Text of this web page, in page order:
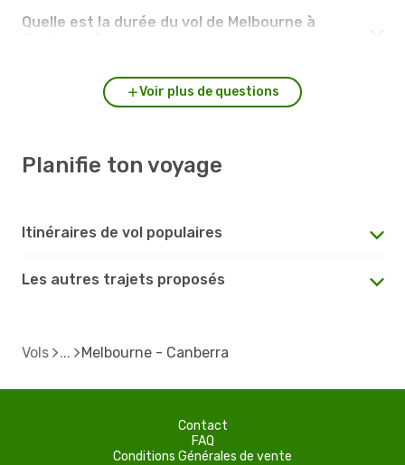
Quelle est la durée du vol de Melbourne à
Voir plus de questions
Planifie ton voyage
Itinéraires de vol populaires
Les autres trajets proposés
Vols Melbourne - Canberra
Contact
FAQ
Conditions Générales de vente